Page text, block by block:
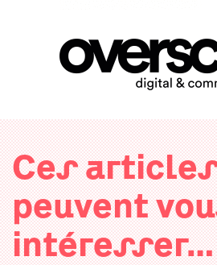
Ces
peuvent
intéresser…